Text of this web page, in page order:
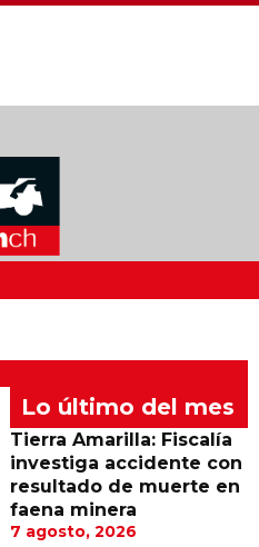
Lo último del mes
Tierra Amarilla: Fiscalía
investiga accidente con
resultado de muerte en
faena minera
7 agosto, 2026